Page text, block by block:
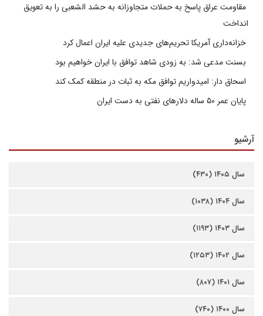
مقاومت عراق پاسخ به حملات متجاوزانه به حشد الشعبی را به تعویق
انداخت
خزانه‌داری آمریکا تحریم‌های جدیدی علیه ایران اعمال کرد
بسنت مدعی شد: به زودی شاهد توافق با ایران خواهیم بود
اسحاق دار: امیدواریم توافق مکه به ثبات در منطقه کمک کند
پایان عمر ۵۰ ساله دلارهای نفتی به دست ایران
آرشیو
سال ۱۴۰۵ (۴۳۰)
سال ۱۴۰۴ (۱۰۳۸)
سال ۱۴۰۳ (۱۱۹۳)
سال ۱۴۰۲ (۱۲۵۳)
سال ۱۴۰۱ (۸۰۷)
سال ۱۴۰۰ (۷۴۰)